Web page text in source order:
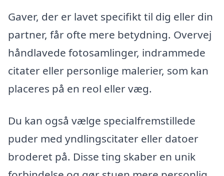
Gaver, der er lavet specifikt til dig eller din
partner, får ofte mere betydning. Overvej
håndlavede fotosamlinger, indrammede
citater eller personlige malerier, som kan
placeres på en reol eller væg.
Du kan også vælge specialfremstillede
puder med yndlingscitater eller datoer
broderet på. Disse ting skaber en unik